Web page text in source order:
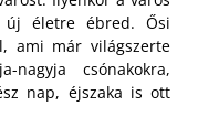
életre ébred. Ősi
ami már világszerte
csónakokra,
nap, éjszaka is ott